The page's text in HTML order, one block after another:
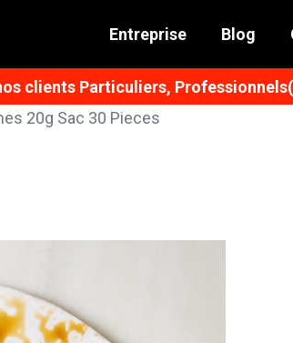
Entreprise Blog
clients Particuliers,
20g Sac 30 Pieces